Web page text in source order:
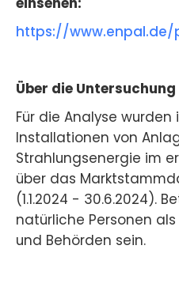
https://
Über die Untersuchung
Für die Analyse wurden
Installationen von
Strahlungsenergie im
über das
(1.1.2024 - 30.6.2024).
natürliche Personen
und Behörden sein.